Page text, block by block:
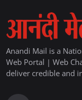
Anandi Mail is a
Web Portal | Web
deliver credible and